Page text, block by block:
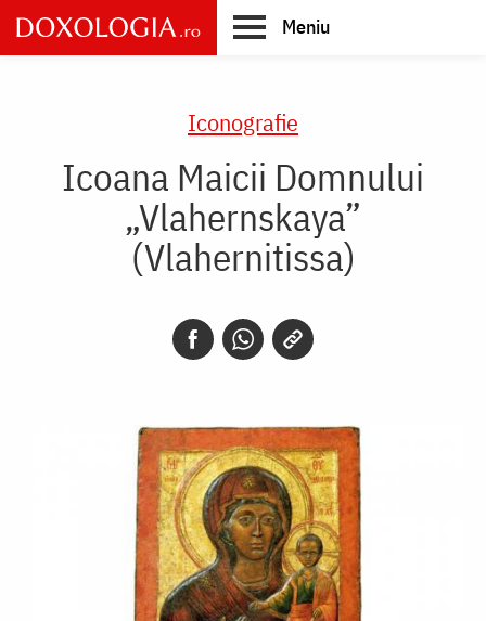
Skip
to
main
Meniu
Iconografie
Icoana Maicii Domnului
„Vlahernskaya”
(Vlahernitissa)